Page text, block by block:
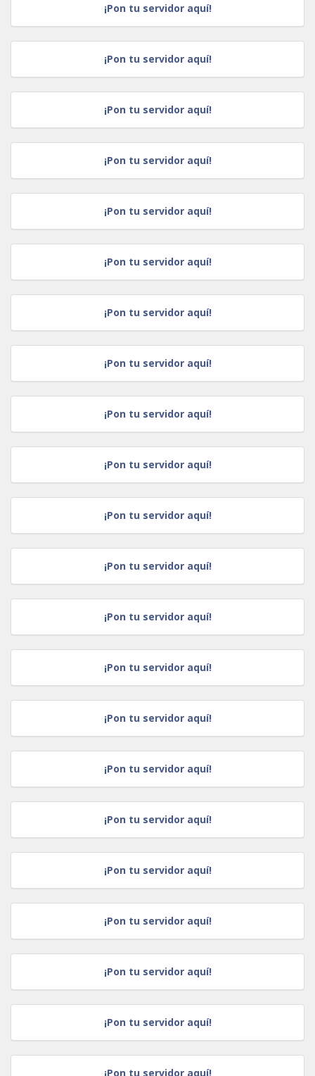
¡Pon tu servidor aquí!
¡Pon tu servidor aquí!
¡Pon tu servidor aquí!
¡Pon tu servidor aquí!
¡Pon tu servidor aquí!
¡Pon tu servidor aquí!
¡Pon tu servidor aquí!
¡Pon tu servidor aquí!
¡Pon tu servidor aquí!
¡Pon tu servidor aquí!
¡Pon tu servidor aquí!
¡Pon tu servidor aquí!
¡Pon tu servidor aquí!
¡Pon tu servidor aquí!
¡Pon tu servidor aquí!
¡Pon tu servidor aquí!
¡Pon tu servidor aquí!
¡Pon tu servidor aquí!
¡Pon tu servidor aquí!
¡Pon tu servidor aquí!
¡Pon tu servidor aquí!
¡Pon tu servidor aquí!